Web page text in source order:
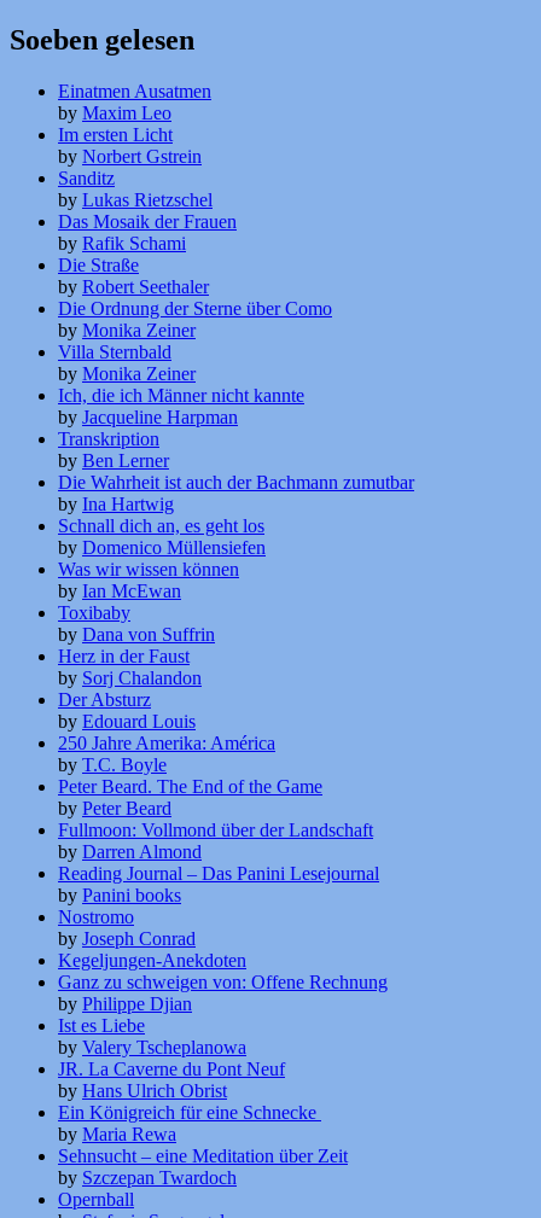
Soeben gelesen
Einatmen Ausatmen
by Maxim Leo
Im ersten Licht
by Norbert Gstrein
Sanditz
by Lukas Rietzschel
Das Mosaik der Frauen
by Rafik Schami
Die Straße
by Robert Seethaler
Die Ordnung der Sterne über Como
by Monika Zeiner
Villa Sternbald
by Monika Zeiner
Ich, die ich Männer nicht kannte
by Jacqueline Harpman
Transkription
by Ben Lerner
Die Wahrheit ist auch der Bachmann zumutbar
by Ina Hartwig
Schnall dich an, es geht los
by Domenico Müllensiefen
Was wir wissen können
by Ian McEwan
Toxibaby
by Dana von Suffrin
Herz in der Faust
by Sorj Chalandon
Der Absturz
by Edouard Louis
250 Jahre Amerika: América
by T.C. Boyle
Peter Beard. The End of the Game
by Peter Beard
Fullmoon: Vollmond über der Landschaft
by Darren Almond
Reading Journal – Das Panini Lesejournal
by Panini books
Nostromo
by Joseph Conrad
Kegeljungen-Anekdoten
Ganz zu schweigen von: Offene Rechnung
by Philippe Djian
Ist es Liebe
by Valery Tscheplanowa
JR. La Caverne du Pont Neuf
by Hans Ulrich Obrist
Ein Königreich für eine Schnecke
by Maria Rewa
Sehnsucht – eine Meditation über Zeit
by Szczepan Twardoch
Opernball